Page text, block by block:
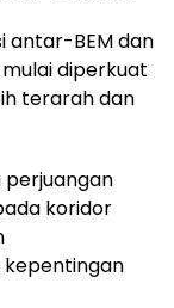
antar-BEM dan
diperkuat
terarah dan
perjuangan
koridor